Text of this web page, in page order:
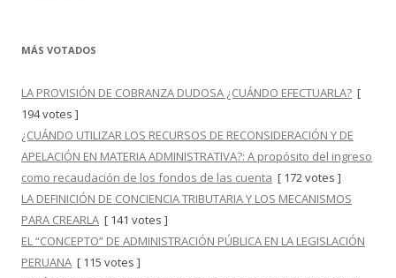
MÁS VOTADOS
LA PROVISIÓN DE COBRANZA DUDOSA ¿CUÁNDO EFECTUARLA? [
194 votes ]
¿CUÁNDO UTILIZAR LOS RECURSOS DE RECONSIDERACIÓN Y DE
APELACIÓN EN MATERIA ADMINISTRATIVA?: A propósito del ingreso
como recaudación de los fondos de las cuenta [ 172 votes ]
LA DEFINICIÓN DE CONCIENCIA TRIBUTARIA Y LOS MECANISMOS
PARA CREARLA [ 141 votes ]
EL “CONCEPTO” DE ADMINISTRACIÓN PÚBLICA EN LA LEGISLACIÓN
PERUANA [ 115 votes ]